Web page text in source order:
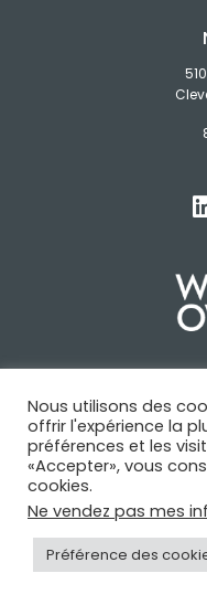
Conditions
Nous utilisons des
offrir l'expérience la
préférences et les
«Accepter», vous
cookies.
Ne vendez pas mes
Préférence des